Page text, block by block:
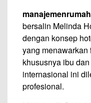
bersalin Melinda
dengan konsep
yang
khususnya ibu
internasional ini
profesional.